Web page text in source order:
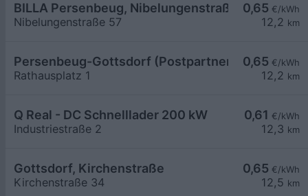
0,65 €/kWh
12,2 km
BILLA Persenbeug, Nibelungenstraße
Nibelungenstraße 57
0,65 €/kWh
12,2 km
Persenbeug-Gottsdorf (Postpartner)
Rathausplatz 1
0,61 €/kWh
12,3 km
Q Real - DC Schnelllader 200 kW
Industriestraße 2
0,65 €/kWh
12,5 km
Gottsdorf, Kirchenstraße
Kirchenstraße 34